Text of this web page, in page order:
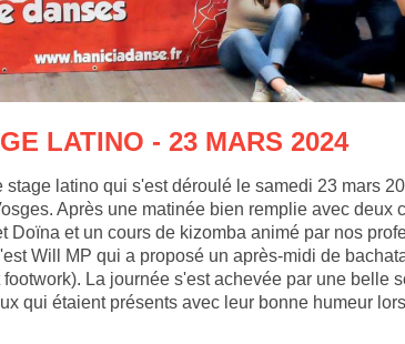
LATINO - 23 MARS 2024
stage latino qui s'est déroulé le samedi 23 mars
Après une matinée bien remplie avec deux
Doïna et un cours de kizomba animé par nos
Will MP qui a proposé un après-midi de
La journée s'est achevée par une belle
qui étaient présents avec leur bonne humeur